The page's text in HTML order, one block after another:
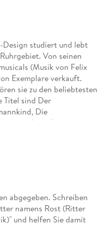
studiert und lebt
Von seinen
(Musik von Felix
Exemplare verkauft.
sie zu den beliebtesten
Titel sind Der
Die
sowie die weltweit
seinem zwölften
wurde Kabarettist, Jazz-
seinen zahlreichen
und den Ritter Rost
abgegeben. Schreiben
namens Rost (Ritter
und helfen Sie damit